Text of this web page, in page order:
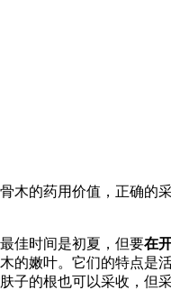
木的药用价值，正确的
佳时间是初夏，但要在
的嫩叶。它们的特点是
子的根也可以采收，但